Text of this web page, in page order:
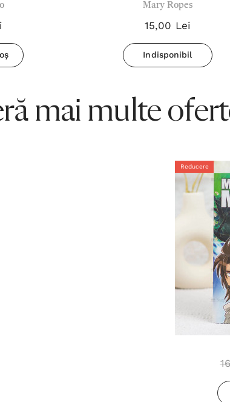
Mary Ropes
15,00 Lei
Indisponibil
mai multe
Reducere